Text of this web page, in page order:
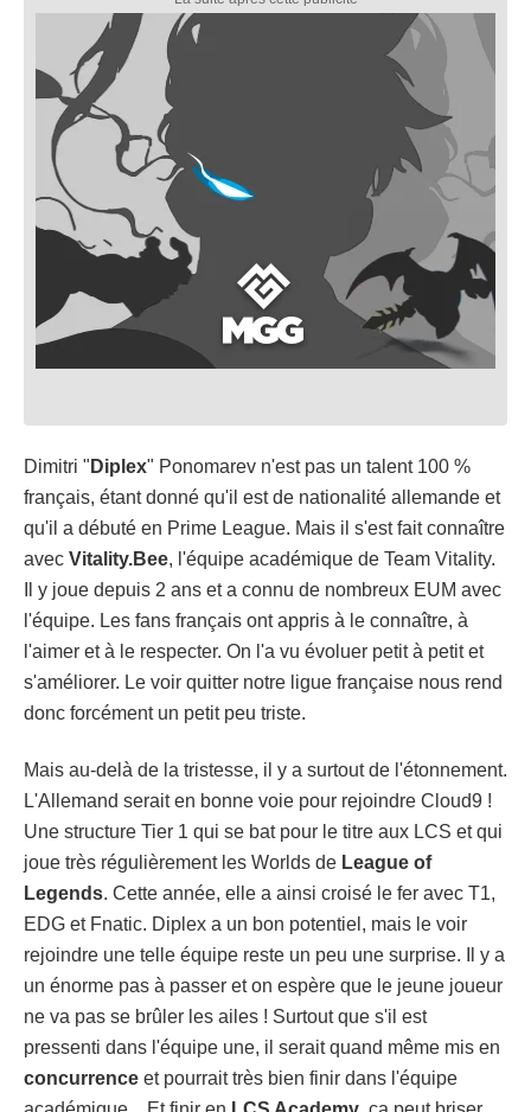
Dimitri " Diplex" Ponomarev n'est pas un talent 100 %
français, étant donné qu'il est de nationalité allemande et
qu'il a débuté en Prime League. Mais il s'est fait connaître
avec Vitality.Bee, l'équipe académique de Team Vitality.
Il y joue depuis 2 ans et a connu de nombreux EUM avec
l'équipe. Les fans français ont appris à le connaître, à
l'aimer et à le respecter. On l'a vu évoluer petit à petit et
s'améliorer. Le voir quitter notre ligue française nous rend
donc forcément un petit peu triste.
Mais au-delà de la tristesse, il y a surtout de l'étonnement.
L'Allemand serait en bonne voie pour rejoindre Cloud9 !
Une structure Tier 1 qui se bat pour le titre aux LCS et qui
joue très régulièrement les Worlds de League of
Legends. Cette année, elle a ainsi croisé le fer avec T1,
EDG et Fnatic. Diplex a un bon potentiel, mais le voir
rejoindre une telle équipe reste un peu une surprise. Il y a
un énorme pas à passer et on espère que le jeune joueur
ne va pas se brûler les ailes ! Surtout que s'il est
pressenti dans l'équipe une, il serait quand même mis en
concurrence et pourrait très bien finir dans l'équipe